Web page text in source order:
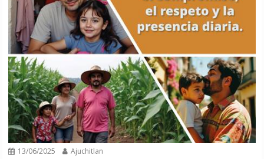
13/06/2025 Ajuchitlan